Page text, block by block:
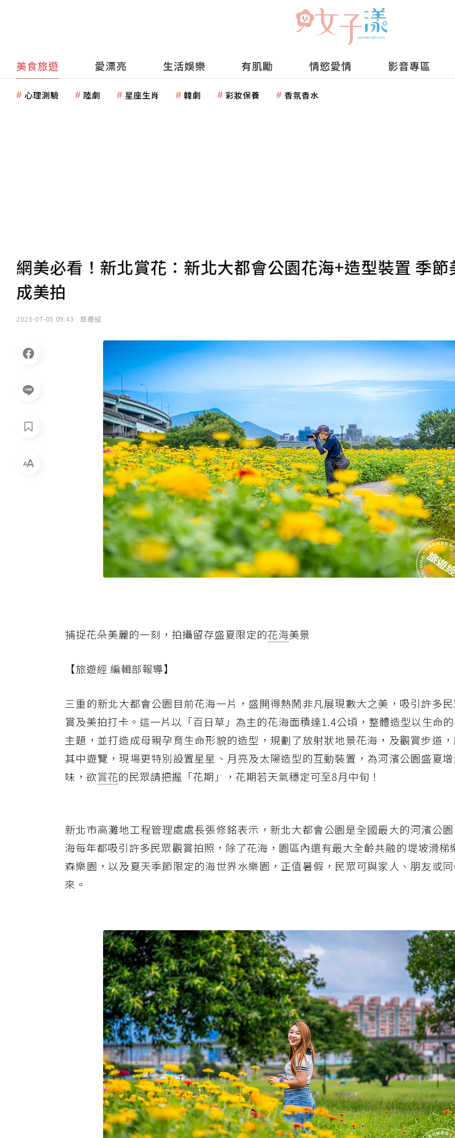
美食旅遊 愛漂亮 生活娛樂 有肌勵 情慾愛情 影音專區
心理測驗 陸劇 星座生肖 韓劇 彩妝保養 香氛香水
網美必看！新北賞花：新北大都會公園花海+造型裝置 季節
成美拍
2023-07-05 09:43 旅遊經
捕捉花朵美麗的一刻，拍攝留存盛夏限定的花海美景
【旅遊經 編輯部報導】
三重的新北大都會公園目前花海一片，盛開得熱鬧非凡展現數大之美，吸引許多
賞及美拍打卡。這一片以「百日草」為主的花海面積達1.4公頃，整體造型以生命
主題，並打造成母親孕育生命形貌的造型，規劃了放射狀地景花海，及觀賞步道
其中遊覽，現場更特別設置星星、月亮及太陽造型的互動裝置，為河濱公園盛夏
味，欲賞花的民眾請把握「花期」，花期若天氣穩定可至8月中旬！
新北市高灘地工程管理處處長張修銘表示，新北大都會公園是全國最大的河濱公
海每年都吸引許多民眾觀賞拍照，除了花海，園區內還有最大全齡共融的堤坡滑梯
森樂園，以及夏天季節限定的海世界水樂園，正值暑假，民眾可與家人、朋友或
來。